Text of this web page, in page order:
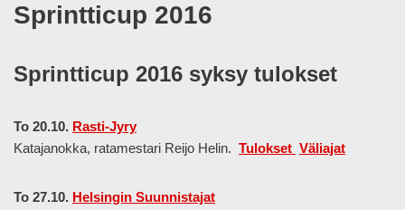
Sprintticup 2016
Sprintticup 2016 syksy tulokset
To 20.10. Rasti-Jyry
Katajanokka, ratamestari Reijo Helin. Tulokset Väliajat
To 27.10. Helsingin Suunnistajat